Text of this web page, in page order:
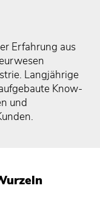
Erfahrung aus
Langjährige
Know-
und